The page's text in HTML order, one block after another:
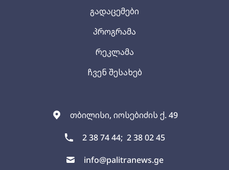
თბილისი, იოსებიძის ქ. 49
2 38 74 44; 2 38 02 45
info@palitranews.ge
გადაცემები
პროგრამა
რეკლამა
ჩვენ შესახებ